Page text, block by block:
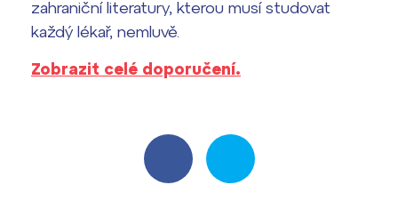
Pomoc! Mám problém!
Harmonogram školního roku
zahraniční literatury, kterou musí studovat
každý lékař, nemluvě.
Zobrazit celé doporučení.